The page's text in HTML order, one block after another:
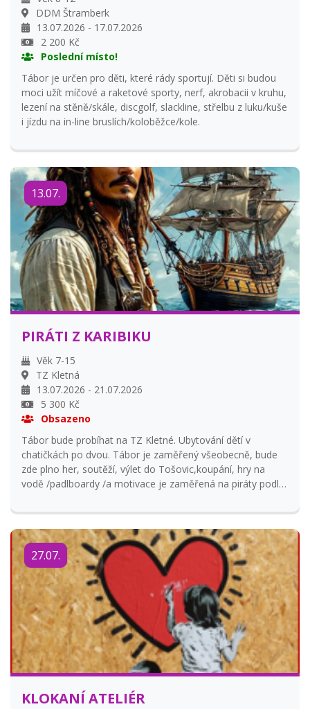
DDM Štramberk
13.07.2026 - 17.07.2026
2 200 Kč
Poslední místo!
Tábor je určen pro děti, které rády sportují. Děti si budou
moci užít míčové a raketové sporty, nerf, akrobacii v kruhu,
lezení na stěně/skále, discgolf, slackline, střelbu z luku/kuše
i jízdu na in-line bruslích/koloběžce/kole.
13.07.
PIRÁTI Z KARIBIKU
Věk 7-15
TZ Kletná
13.07.2026 - 21.07.2026
5 300 Kč
Obsazeno
Tábor bude probíhat na TZ Kletné. Ubytování dětí v
chatičkách po dvou. Tábor je zaměřený všeobecně, bude
zde plno her, soutěží, výlet do Tošovic,koupání, hry na
vodě /padlboardy /a motivace je zaměřená na piráty podle
mít děti doma nějaké piratské oblečení,doplňky budeme
rádi.Něco si na táboře také vyrobíme.
27.07.
KLOKANÍ ATELIÉR